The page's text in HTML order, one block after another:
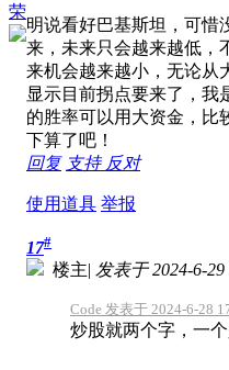
荣
明说看好巴基斯坦，可惜
来，未来只会越来越低，
来机会越来越小，无论从
显示目前拐点要来了，我
的胜率可以用大资金，比
下算了吧！
回复 支持 反对
使用道具 举报
17#
楼主| 发表于 2024-6-29
Code 发表于 2024-6-28
炒股就两个字，一